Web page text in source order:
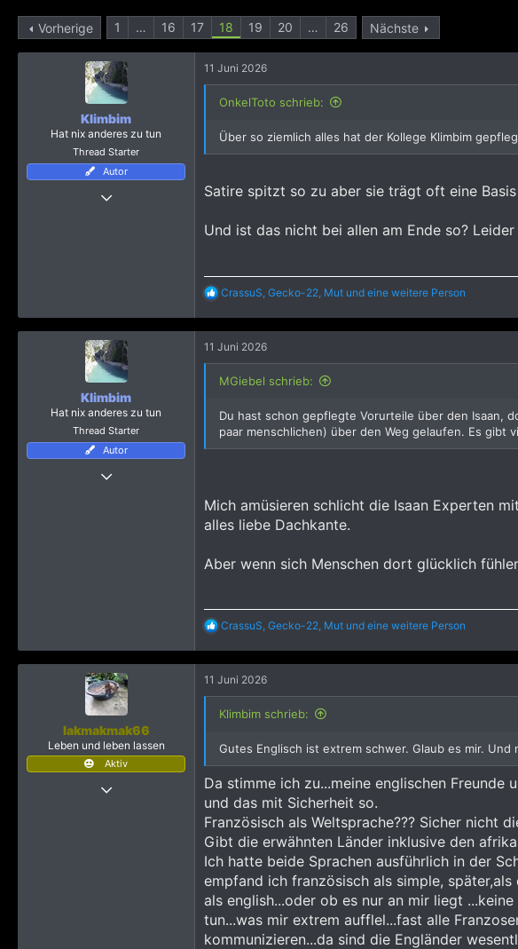
s
t
s
l
l
t
a
m
Vorherige 1 … 16 17 18 19 20 … 26 Nächste
Klimbim
Hat nix anderes zu tun
Thread Starter
Autor
11 Juni 2026
OnkelToto schrieb:
Über so ziemlich alles hat der Kollege Klimbim
Satire spitzt so zu aber sie trägt oft eine
Und ist das nicht bei allen am Ende so?
R
a
k
t
i
o
n
:
CrassuS Gecko-22 Mut und eine weitere Person
Klimbim
Hat nix anderes zu tun
Thread Starter
Autor
24 November 2024
11 Juni 2026
MGiebel schrieb:
Du hast schon gepflegte Vorurteile über den Isaan,
paar menschlichen) über den Weg gelaufen. Es gibt
Mich amüsieren schlicht die Isaan Experten
alles liebe Dachkante.
Aber wenn sich Menschen dort glücklich
R
a
k
t
i
o
n
:
CrassuS, Gecko-22, Mut und eine weitere Person
lakmakmak66
Leben und leben lassen
Aktiv
15 Oktober 2013
11 Juni 2026
Klimbim schrieb:
Gutes Englisch ist extrem schwer. Glaub es mir.
Da stimme ich zu...meine englischen
und das mit Sicherheit so.
Französisch als Weltsprache??? Sicher nicht
Gibt die erwähnten Länder inklusive den
Ich hatte beide Sprachen ausführlich in der
empfand ich französisch als simple,
als english...oder ob es nur an mir liegt
tun...was mir extrem aufflel...fast alle
kommunizieren...da sind die Engländer